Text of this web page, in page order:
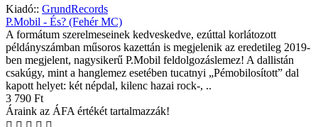
Kiadó:: GrundRecords
P.Mobil - És? (Fehér MC)
A formátum szerelmeseinek kedveskedve, ezúttal korlátozott
példányszámban műsoros kazettán is megjelenik az eredetileg 2019-
ben megjelent, nagysikerű P.Mobil feldolgozáslemez! A dallistán
csakúgy, mint a hanglemez esetében tucatnyi „Pémobilosított” dal
kapott helyet: két népdal, kilenc hazai rock-, ..
3 790 Ft
Áraink az ÁFA értékét tartalmazzák!